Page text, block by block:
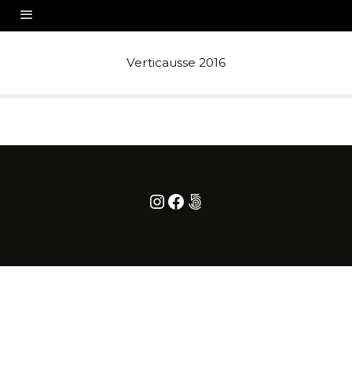
Verticausse 2016
Instagram
Facebook
500px